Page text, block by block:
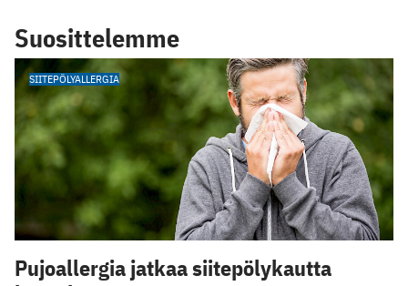
Suosittelemme
SIITEPÖLYALLERGIA
Pujoallergia jatkaa siitepölykautta